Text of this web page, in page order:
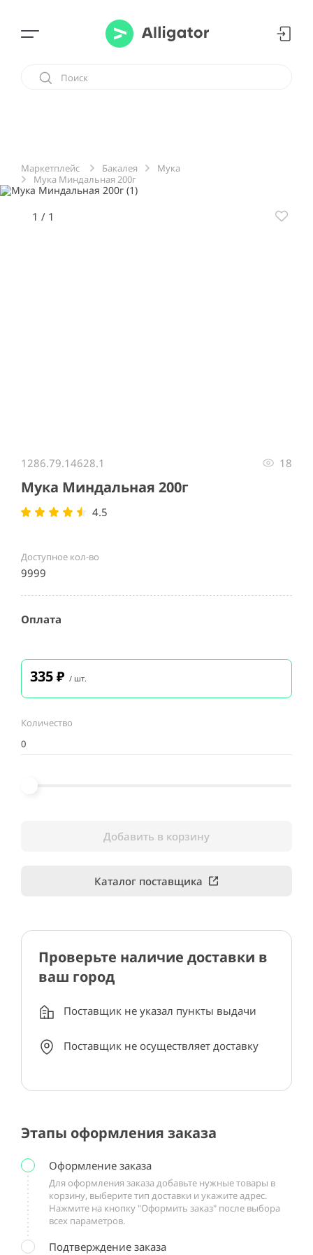
Маркетплейс Бакалея
Мука
Мука Миндальная 200г
1 / 1
1286.79.14628.1 18
Мука Миндальная 200г
4.5
Доступное кол-во
9999
Оплата
335₽ / шт.
Количество
Добавить в корзину
Каталог поставщика
Проверьте наличие доставки в
ваш город
Поставщик не указал пункты выдачи
Поставщик не осуществляет доставку
Этапы оформления заказа
Оформление заказа
Для оформления заказа добавьте нужные товары в
корзину, выберите тип доставки и укажите адрес.
Нажмите на кнопку "Оформить заказ" после выбора
всех параметров.
Подтверждение заказа